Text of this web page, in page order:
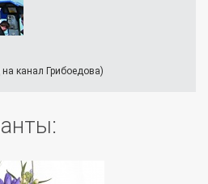
канал Грибоедова)